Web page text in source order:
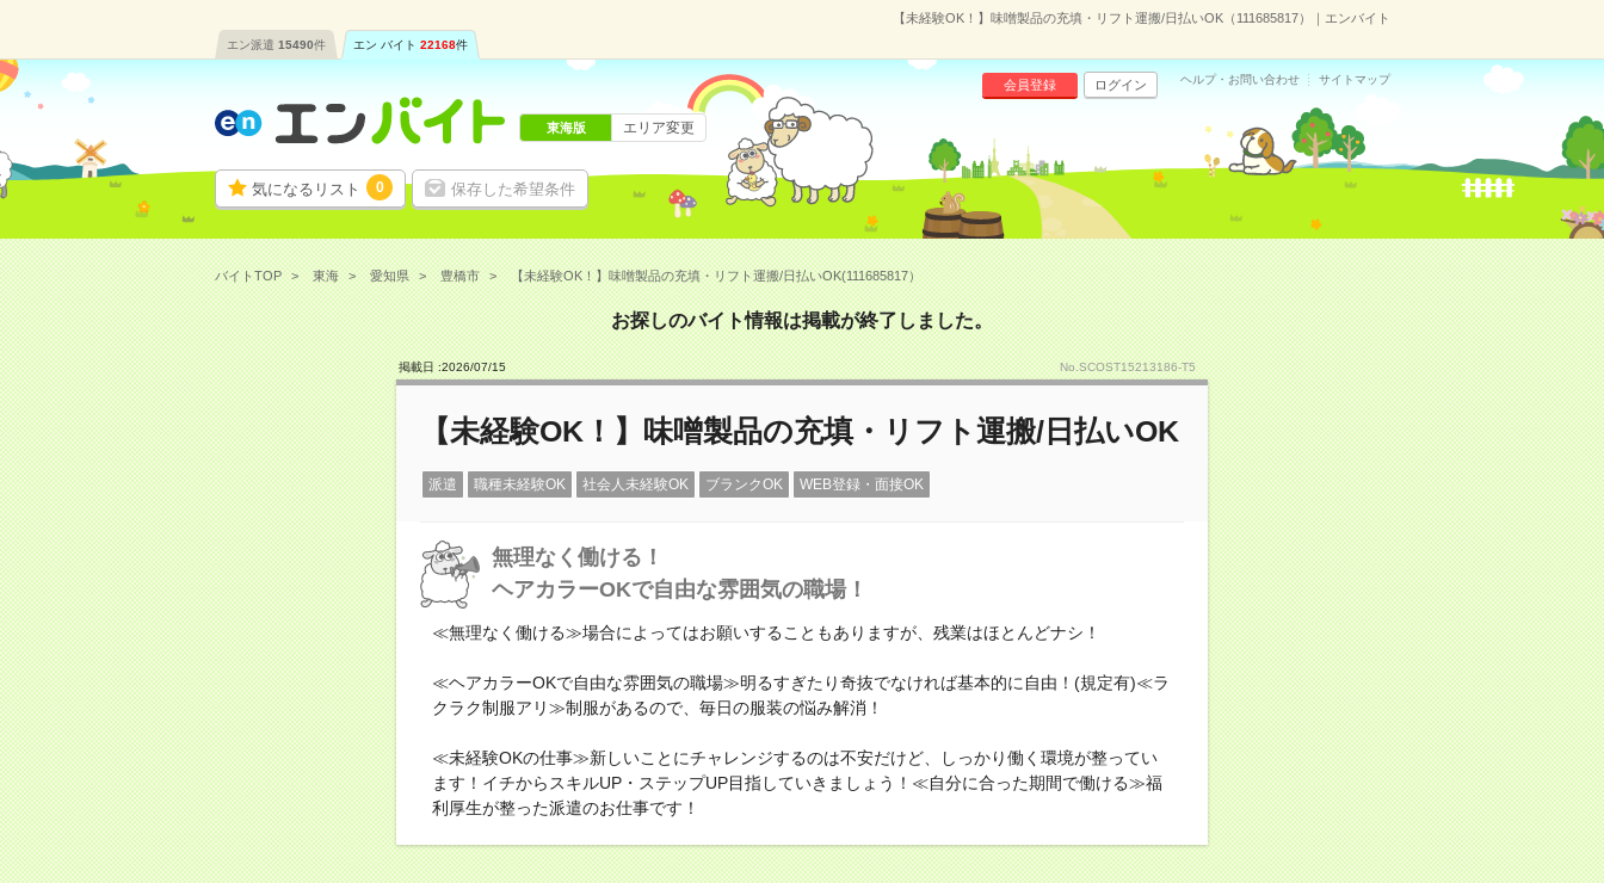
【未経験OK！】味噌製品の充填・リフト運搬/日払いOK（111685817）｜エンバイト
エン派遣 15490件 エン バイト 22168件
気になるリスト 0 保存した希望条件
会員登録 ログイン ヘルプ・お問い合わせ サイトマップ
東海版 エリア変更
バイトTOP 東海 愛知県 豊橋市 【未経験OK！】味噌製品の充填・リフト運搬/日払いOK(111685817）
お探しのバイト情報は掲載が終了しました。
掲載日 :2026/07/15 No.SCOST15213186-T5
【未経験OK！】味噌製品の充填・リフト運搬/日払いOK
派遣 職種未経験OK 社会人未経験OK ブランクOK WEB登録・面接OK
無理なく働ける！
ヘアカラーOKで自由な雰囲気の職場！
≪無理なく働ける≫場合によってはお願いすることもありますが、残業はほとんどナシ！
≪ヘアカラーOKで自由な雰囲気の職場≫明るすぎたり奇抜でなければ基本的に自由！(規定有)≪ラ
クラク制服アリ≫制服があるので、毎日の服装の悩み解消！
≪未経験OKの仕事≫新しいことにチャレンジするのは不安だけど、しっかり働く環境が整ってい
ます！イチからスキルUP・ステップUP目指していきましょう！≪自分に合った期間で働ける≫福
利厚生が整った派遣のお仕事です！